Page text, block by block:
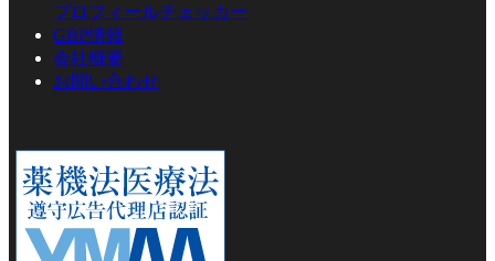
プロフィールチェッカー
GBP情報
会社概要
お問い合わせ